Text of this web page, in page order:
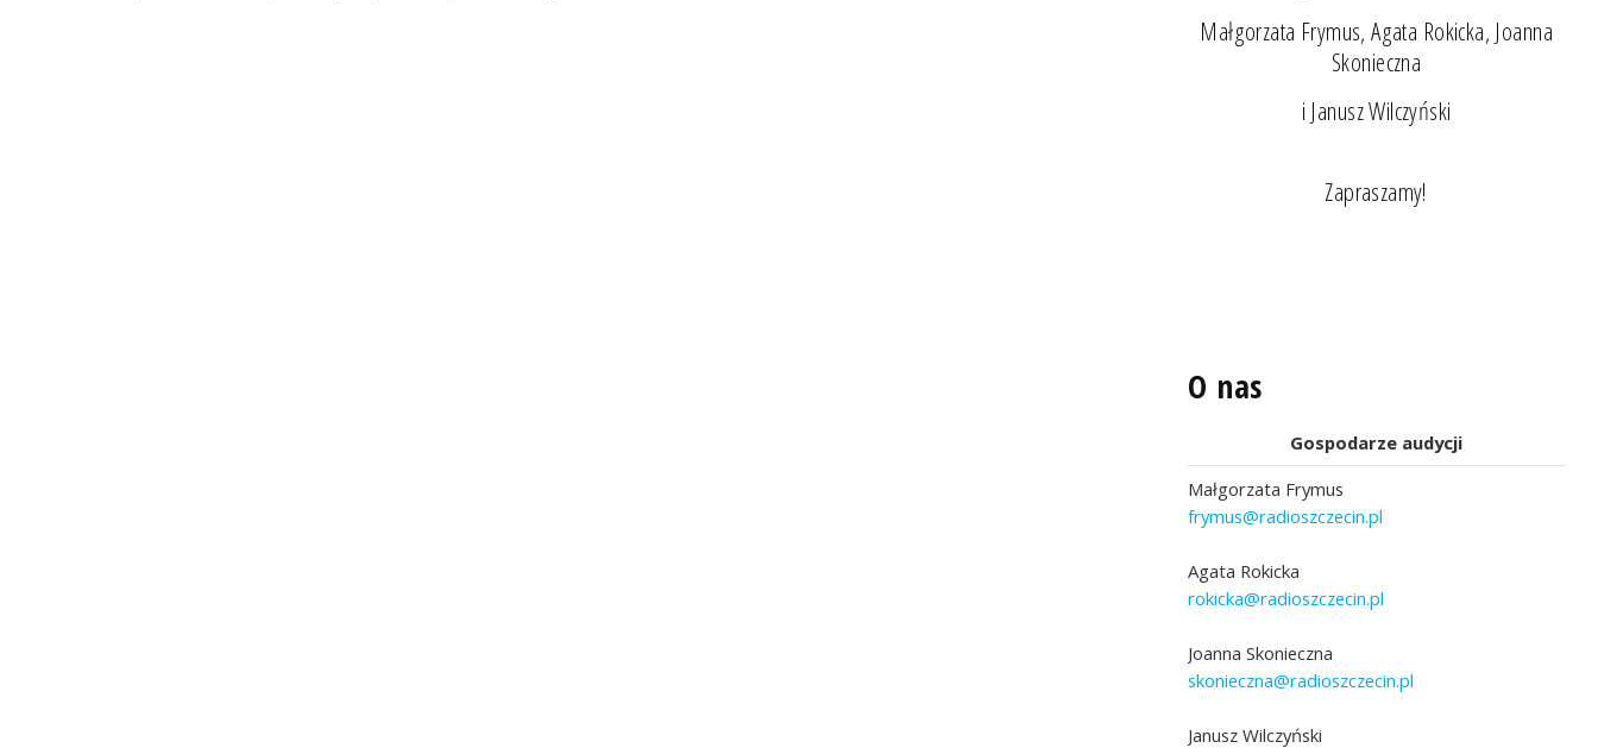
Małgorzata Frymus, Agata Rokicka, Joanna
Skonieczna
i Janusz Wilczyński
Zapraszamy!
O nas
Gospodarze audycji
Małgorzata Frymus
frymus@radioszczecin.pl
Agata Rokicka
rokicka@radioszczecin.pl
Joanna Skonieczna
skonieczna@radioszczecin.pl
Janusz Wilczyński